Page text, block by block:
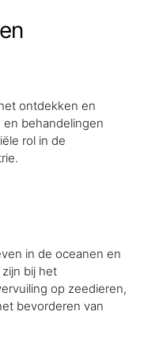
ontdekken en
behandelingen
rol in de
in de oceanen en
bij het
op zeedieren,
bevorderen van